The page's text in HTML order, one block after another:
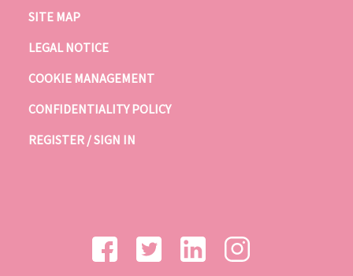
SITE MAP
LEGAL NOTICE
COOKIE MANAGEMENT
CONFIDENTIALITY POLICY
REGISTER / SIGN IN